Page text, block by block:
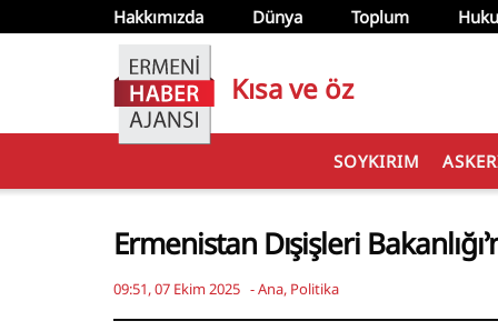
Hakkımızda Dünya Toplum
Kısa ve öz
SOYKIRIM
Ermenistan Dışişleri
09:51, 07 Ekim 2025 -Ana, Politika